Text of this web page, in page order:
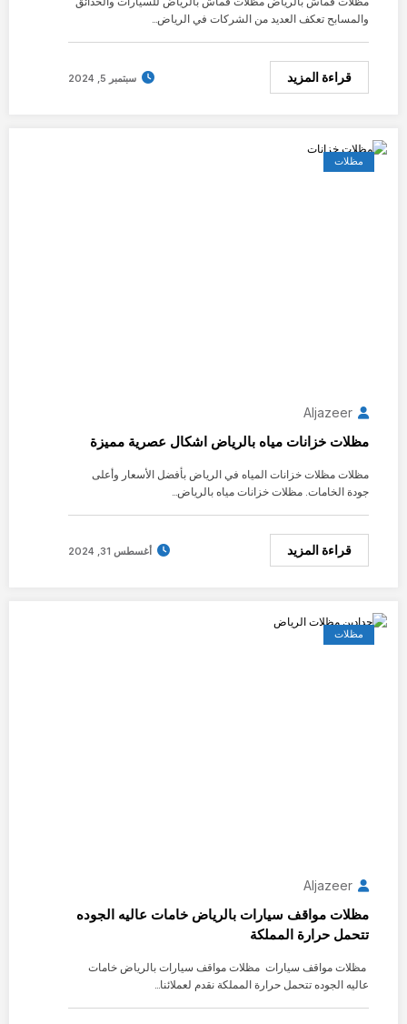
والمسابح تعكف العديد من الشركات في الرياض…
قراءة المزيد سبتمبر 5, 2024
مظلات
Aljazeer
مظلات خزانات مياه بالرياض اشكال عصرية مميزة
مظلات مظلات خزانات المياه في الرياض بأفضل الأسعار وأعلى
جودة الخامات. مظلات خزانات مياه بالرياض…
قراءة المزيد أغسطس 31, 2024
مظلات
Aljazeer
مظلات مواقف سيارات بالرياض خامات عاليه الجوده
تتحمل حرارة المملكة
مظلات مواقف سيارات مظلات مواقف سيارات بالرياض خامات
عاليه الجوده تتحمل حرارة المملكة نقدم لعملائنا…